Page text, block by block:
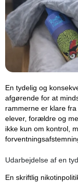
En tydelig og
afgørende for at
rammerne er klare
elever, forældre og
ikke kun om kontrol,
Udarbejdelse af en
En skriftlig